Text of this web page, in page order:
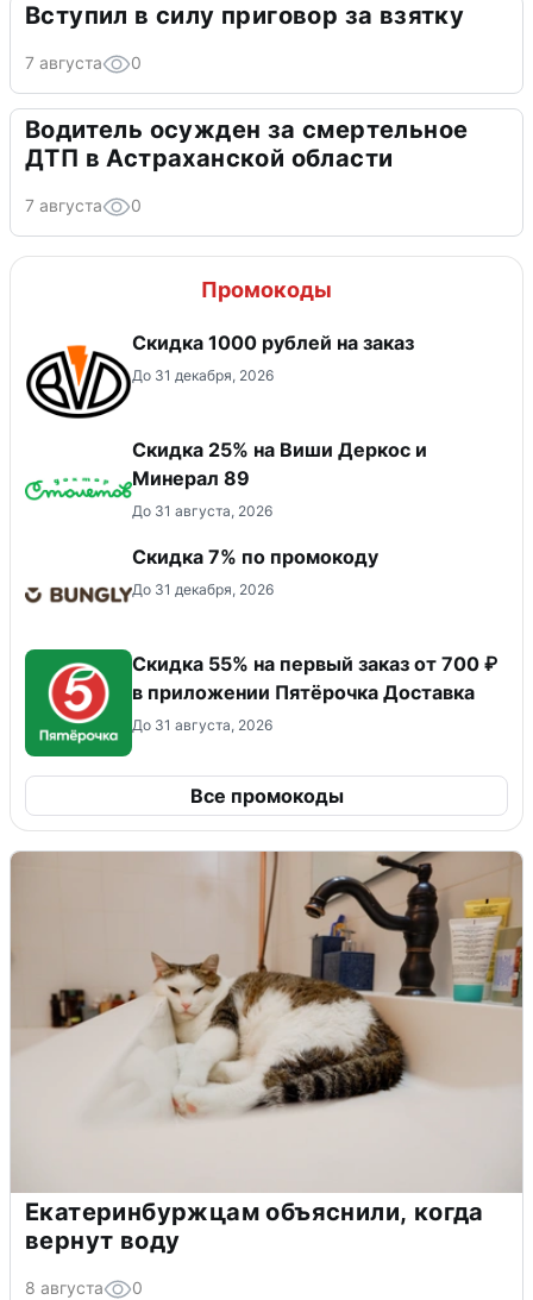
Вступил в силу приговор за взятку
7 августа 0
Водитель осужден за смертельное
ДТП в Астраханской области
7 августа 0
Промокоды
Скидка 1000 рублей на заказ
До 31 декабря, 2026
Скидка 25% на Виши Деркос и
Минерал 89
До 31 августа, 2026
Скидка 7% по промокоду
До 31 декабря, 2026
Скидка 55% на первый заказ от 700 ₽
в приложении Пятёрочка Доставка
До 31 августа, 2026
Все промокоды
Екатеринбуржцам объяснили, когда
вернут воду
8 августа 0